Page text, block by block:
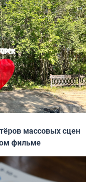
массовых сцен
фильме